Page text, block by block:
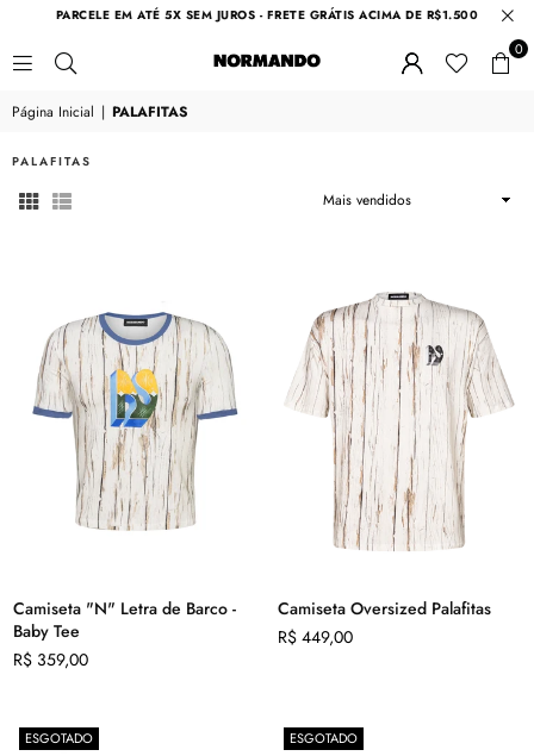
PARCELE EM ATÉ 5X SEM JUROS - FRETE GRÁTIS ACIMA DE R$1.500
NORMANDO
0
Página Inicial | PALAFITAS
PALAFITAS
Ordenar
Camiseta "N" Letra de Barco -
Baby Tee
Preço
R$ 359,00
Camiseta Oversized Palafitas
Preço
R$ 449,00
ESGOTADO ESGOTADO